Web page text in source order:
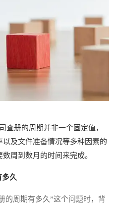
册的周期并非一个固定值，
及文件准备情况等多种因素的
周到数月的时间来完成。
多久
周期有多久”这个问题时，背